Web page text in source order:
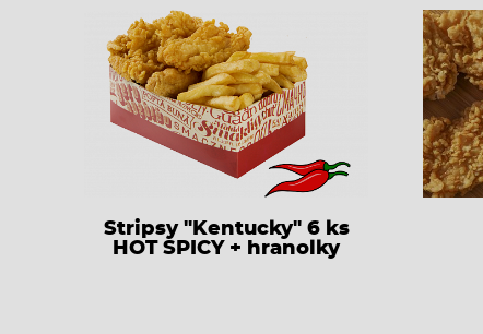
Stripsy "Kentucky" 6 ks
HOT SPICY + hranolky